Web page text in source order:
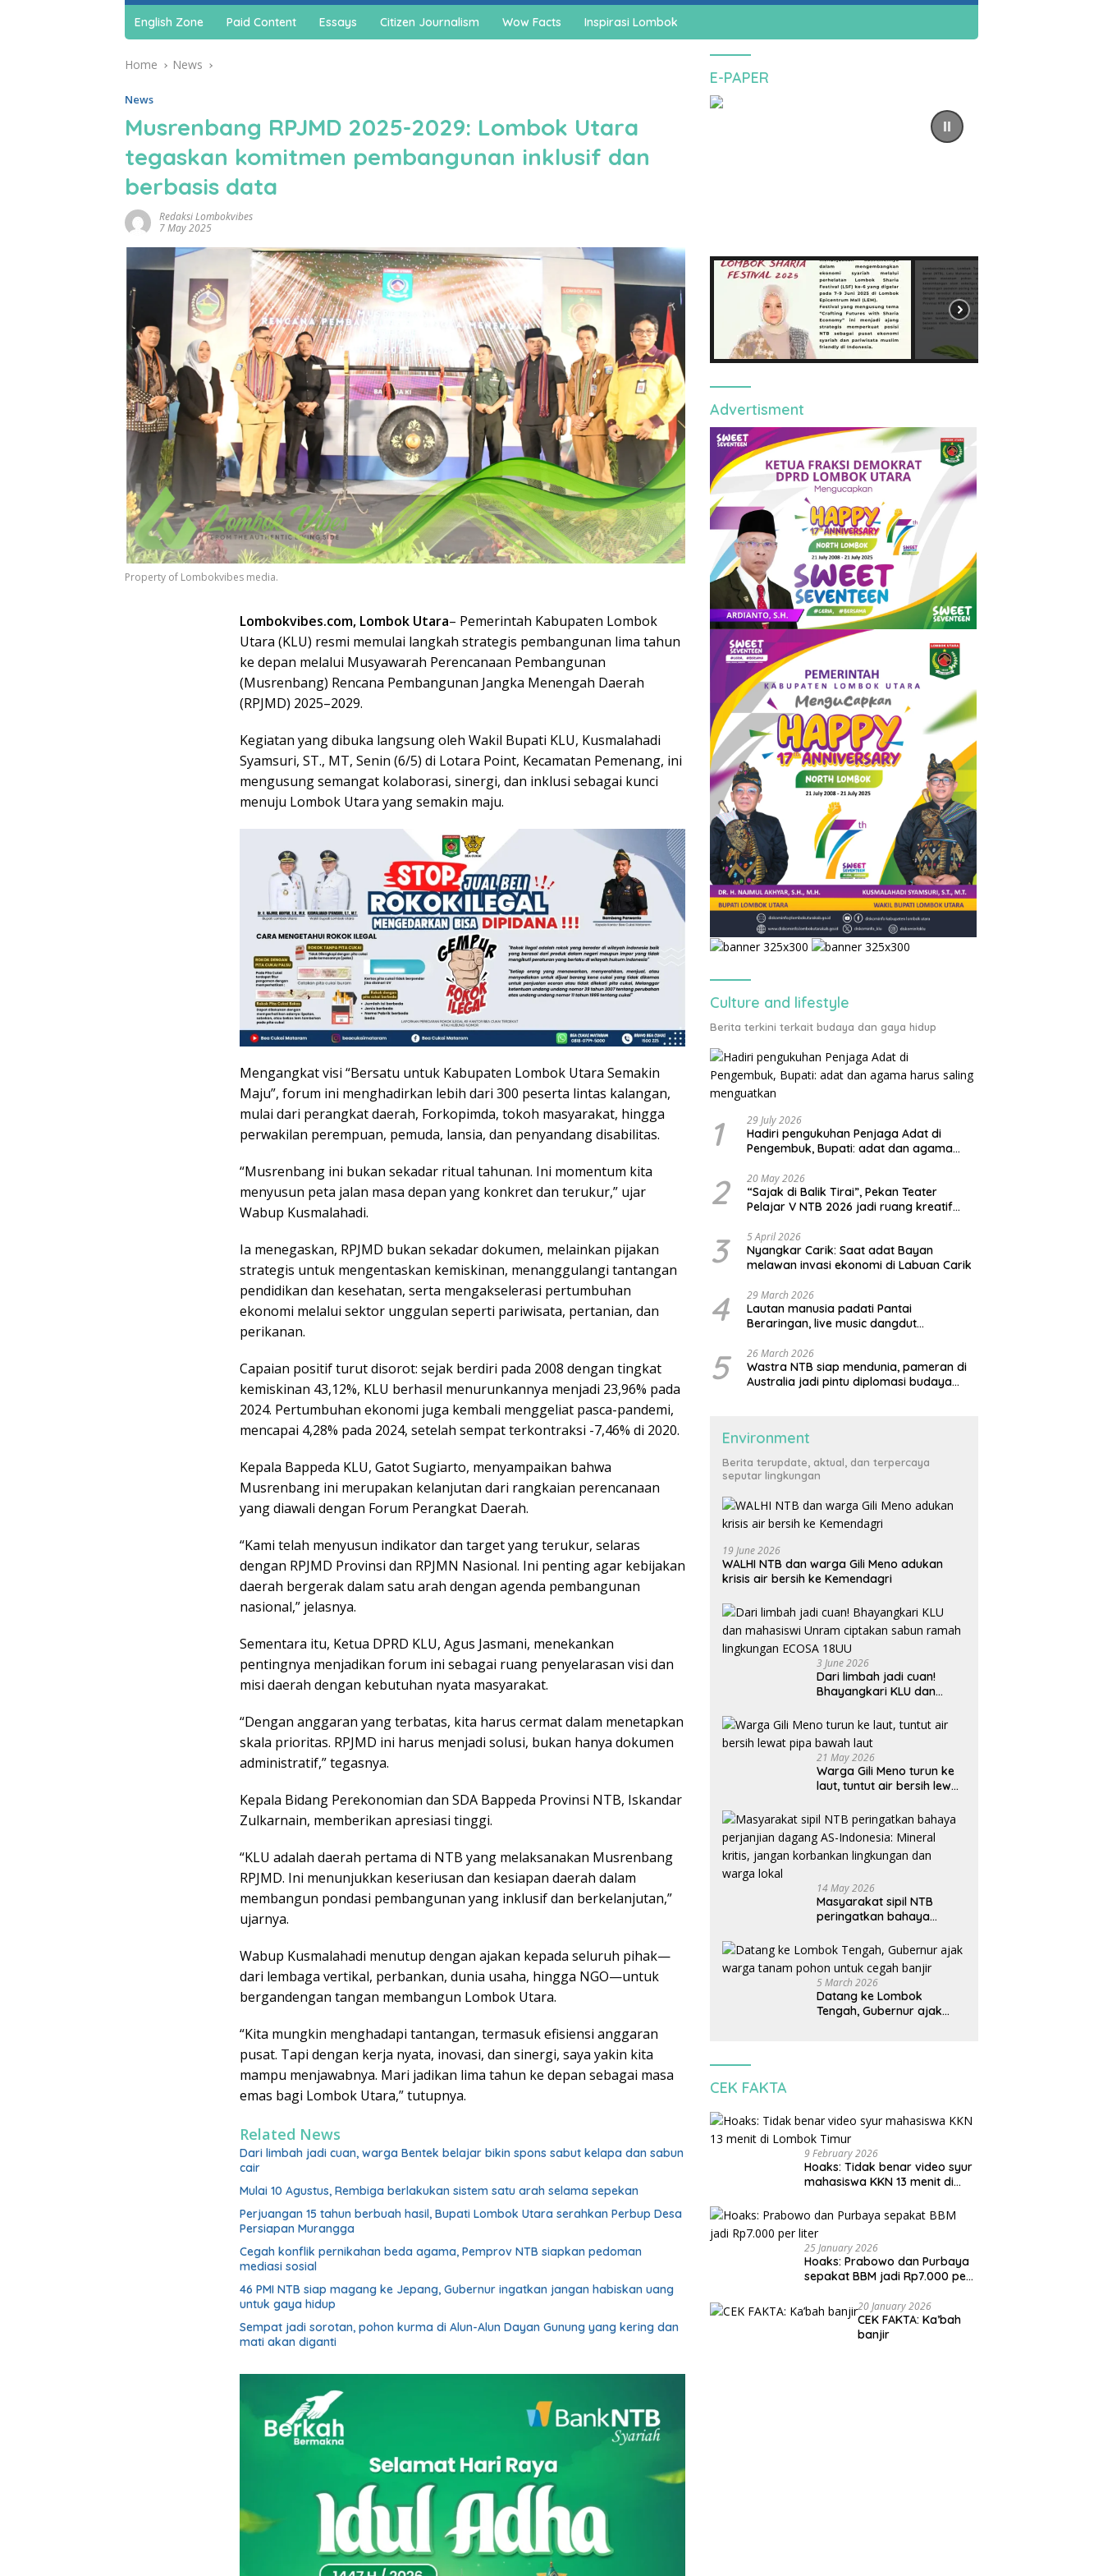
English Zone Paid Content Essays Citizen Journalism Wow Facts Inspirasi Lombok
Home News
News
Musrenbang RPJMD 2025-2029: Lombok Utara
tegaskan komitmen pembangunan inklusif dan
berbasis data
Redaksi Lombokvibes
7 May 2025
Property of Lombokvibes media.
Lombokvibes.com, Lombok Utara– Pemerintah Kabupaten Lombok
Utara (KLU) resmi memulai langkah strategis pembangunan lima tahun
ke depan melalui Musyawarah Perencanaan Pembangunan
(Musrenbang) Rencana Pembangunan Jangka Menengah Daerah
(RPJMD) 2025–2029.
Kegiatan yang dibuka langsung oleh Wakil Bupati KLU, Kusmalahadi
Syamsuri, ST., MT, Senin (6/5) di Lotara Point, Kecamatan Pemenang, ini
mengusung semangat kolaborasi, sinergi, dan inklusi sebagai kunci
menuju Lombok Utara yang semakin maju.
Mengangkat visi “Bersatu untuk Kabupaten Lombok Utara Semakin
Maju”, forum ini menghadirkan lebih dari 300 peserta lintas kalangan,
mulai dari perangkat daerah, Forkopimda, tokoh masyarakat, hingga
perwakilan perempuan, pemuda, lansia, dan penyandang disabilitas.
“Musrenbang ini bukan sekadar ritual tahunan. Ini momentum kita
menyusun peta jalan masa depan yang konkret dan terukur,” ujar
Wabup Kusmalahadi.
Ia menegaskan, RPJMD bukan sekadar dokumen, melainkan pijakan
strategis untuk mengentaskan kemiskinan, menanggulangi tantangan
pendidikan dan kesehatan, serta mengakselerasi pertumbuhan
ekonomi melalui sektor unggulan seperti pariwisata, pertanian, dan
perikanan.
Capaian positif turut disorot: sejak berdiri pada 2008 dengan tingkat
kemiskinan 43,12%, KLU berhasil menurunkannya menjadi 23,96% pada
2024. Pertumbuhan ekonomi juga kembali menggeliat pasca-pandemi,
mencapai 4,28% pada 2024, setelah sempat terkontraksi -7,46% di 2020.
Kepala Bappeda KLU, Gatot Sugiarto, menyampaikan bahwa
Musrenbang ini merupakan kelanjutan dari rangkaian perencanaan
yang diawali dengan Forum Perangkat Daerah.
“Kami telah menyusun indikator dan target yang terukur, selaras
dengan RPJMD Provinsi dan RPJMN Nasional. Ini penting agar kebijakan
daerah bergerak dalam satu arah dengan agenda pembangunan
nasional,” jelasnya.
Sementara itu, Ketua DPRD KLU, Agus Jasmani, menekankan
pentingnya menjadikan forum ini sebagai ruang penyelarasan visi dan
misi daerah dengan kebutuhan nyata masyarakat.
“Dengan anggaran yang terbatas, kita harus cermat dalam menetapkan
skala prioritas. RPJMD ini harus menjadi solusi, bukan hanya dokumen
administratif,” tegasnya.
Kepala Bidang Perekonomian dan SDA Bappeda Provinsi NTB, Iskandar
Zulkarnain, memberikan apresiasi tinggi.
“KLU adalah daerah pertama di NTB yang melaksanakan Musrenbang
RPJMD. Ini menunjukkan keseriusan dan kesiapan daerah dalam
membangun pondasi pembangunan yang inklusif dan berkelanjutan,”
ujarnya.
Wabup Kusmalahadi menutup dengan ajakan kepada seluruh pihak—
dari lembaga vertikal, perbankan, dunia usaha, hingga NGO—untuk
bergandengan tangan membangun Lombok Utara.
“Kita mungkin menghadapi tantangan, termasuk efisiensi anggaran
pusat. Tapi dengan kerja nyata, inovasi, dan sinergi, saya yakin kita
mampu menjawabnya. Mari jadikan lima tahun ke depan sebagai masa
emas bagi Lombok Utara,” tutupnya.
Related News
Dari limbah jadi cuan, warga Bentek belajar bikin spons sabut kelapa dan sabun
cair
Mulai 10 Agustus, Rembiga berlakukan sistem satu arah selama sepekan
Perjuangan 15 tahun berbuah hasil, Bupati Lombok Utara serahkan Perbup Desa
Persiapan Murangga
Cegah konflik pernikahan beda agama, Pemprov NTB siapkan pedoman
mediasi sosial
46 PMI NTB siap magang ke Jepang, Gubernur ingatkan jangan habiskan uang
untuk gaya hidup
Sempat jadi sorotan, pohon kurma di Alun-Alun Dayan Gunung yang kering dan
mati akan diganti
E-PAPER
Advertisment
Culture and lifestyle
Berita terkini terkait budaya dan gaya hidup
1 29 July 2026
Hadiri pengukuhan Penjaga Adat di
Pengembuk, Bupati: adat dan agama
2 20 May 2026
“Sajak di Balik Tirai”, Pekan Teater
Pelajar V NTB 2026 jadi ruang kreatif
3 5 April 2026
Nyangkar Carik: Saat adat Bayan
melawan invasi ekonomi di Labuan Carik
4 29 March 2026
Lautan manusia padati Pantai
Beraringan, live music dangdut
KLU
5 26 March 2026
Wastra NTB siap mendunia, pameran di
Australia jadi pintu diplomasi budaya
Environment
Berita terupdate, aktual, dan terpercaya
seputar lingkungan
19 June 2026
WALHI NTB dan warga Gili Meno adukan
krisis air bersih ke Kemendagri
3 June 2026
Dari limbah jadi cuan!
Bhayangkari KLU dan
sabun ramah lingkungan
ECOSA 18UU
21 May 2026
Warga Gili Meno turun ke
laut, tuntut air bersih lewat
14 May 2026
Masyarakat sipil NTB
peringatkan bahaya
Indonesia: Mineral kritis,
jangan korbankan
lingkungan dan warga
lokal
5 March 2026
Datang ke Lombok
Tengah, Gubernur ajak
CEK FAKTA
9 February 2026
Hoaks: Tidak benar video syur
mahasiswa KKN 13 menit di
25 January 2026
Hoaks: Prabowo dan Purbaya
sepakat BBM jadi Rp7.000 per
20 January 2026
CEK FAKTA: Ka’bah
banjir